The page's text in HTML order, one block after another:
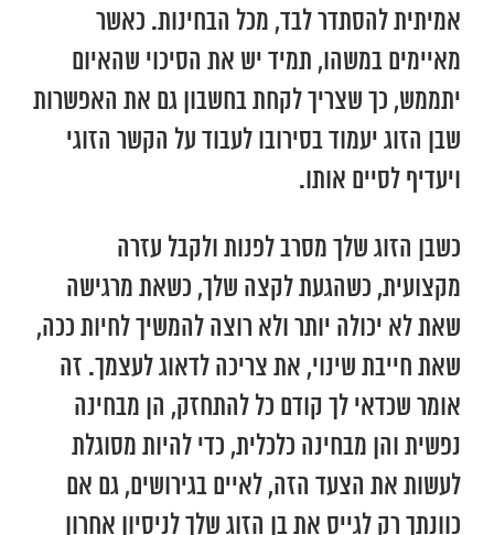
אמיתית להסתדר לבד, מכל הבחינות. כאשר
מאיימים במשהו, תמיד יש את הסיכוי שהאיום
יתממש, כך שצריך לקחת בחשבון גם את האפשרות
שבן הזוג יעמוד בסירובו לעבוד על הקשר הזוגי
ויעדיף לסיים אותו.
כשבן הזוג שלך מסרב לפנות ולקבל עזרה
מקצועית, כשהגעת לקצה שלך, כשאת מרגישה
שאת לא יכולה יותר ולא רוצה להמשיך לחיות ככה,
שאת חייבת שינוי, את צריכה לדאוג לעצמך. זה
אומר שכדאי לך קודם כל להתחזק, הן מבחינה
נפשית והן מבחינה כלכלית, כדי להיות מסוגלת
לעשות את הצעד הזה, לאיים בגירושים, גם אם
כוונתך רק לגייס את בן הזוג שלך לניסיון אחרון